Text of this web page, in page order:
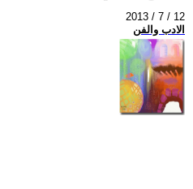
2013 / 7 / 12
الادب والفن